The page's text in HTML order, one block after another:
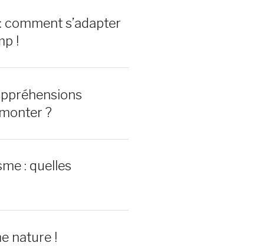
comment s’adapter
!
?
: quelles
nature !